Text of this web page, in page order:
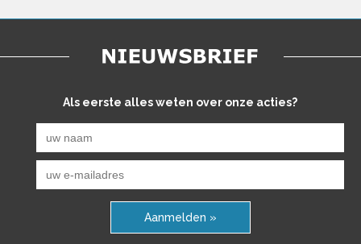
Als eerste alles weten over onze acties?
Aanmelden »